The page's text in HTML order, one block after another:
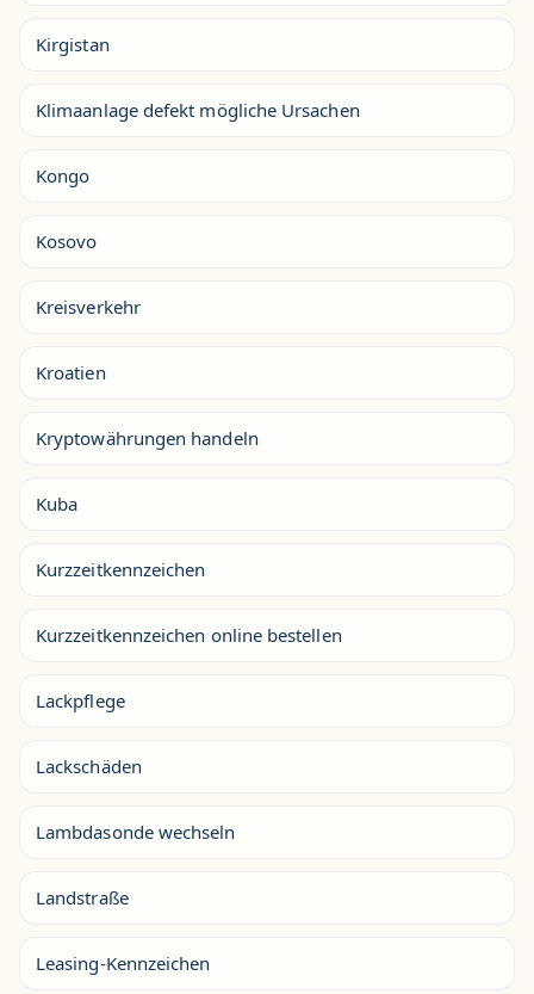
Kirgistan
Klimaanlage defekt mögliche Ursachen
Kongo
Kosovo
Kreisverkehr
Kroatien
Kryptowährungen handeln
Kuba
Kurzzeitkennzeichen
Kurzzeitkennzeichen online bestellen
Lackpflege
Lackschäden
Lambdasonde wechseln
Landstraße
Leasing-Kennzeichen